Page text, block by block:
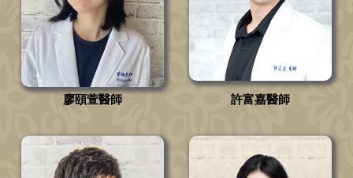
廖頤萱醫師 許富嘉醫師